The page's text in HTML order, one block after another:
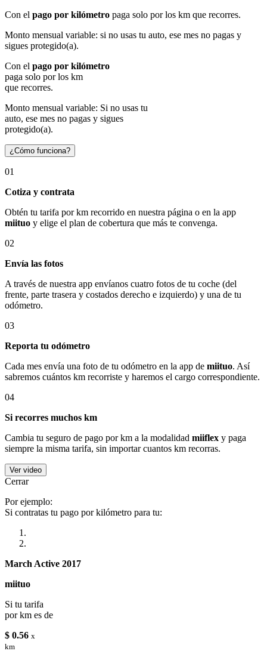
Con el pago por kilómetro paga solo por los km que recorres.
Monto mensual variable: si no usas tu auto, ese mes no pagas y
sigues protegido(a).
Con el pago por kilómetro
paga solo por los km
que recorres.
Monto mensual variable: Si no usas tu
auto, ese mes no pagas y sigues
protegido(a).
¿Cómo funciona?
01
Cotiza y contrata
Obtén tu tarifa por km recorrido en nuestra página o en la app
miituo y elige el plan de cobertura que más te convenga.
02
Envía las fotos
A través de nuestra app envíanos cuatro fotos de tu coche (del
frente, parte trasera y costados derecho e izquierdo) y una de tu
odómetro.
03
Reporta tu odómetro
Cada mes envía una foto de tu odómetro en la app de miituo. Así
sabremos cuántos km recorriste y haremos el cargo correspondiente.
04
Si recorres muchos km
Cambia tu seguro de pago por km a la modalidad miiflex y paga
siempre la misma tarifa, sin importar cuantos km recorras.
Ver video
Cerrar
Por ejemplo:
Si contratas tu pago por kilómetro para tu:
March Active 2017
miituo
Si tu tarifa
por km es de
$ 0.56 x
km